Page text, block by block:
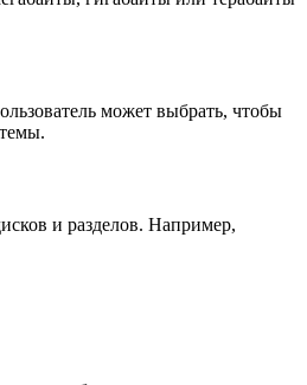
может выбрать, чтобы
и разделов. Например,